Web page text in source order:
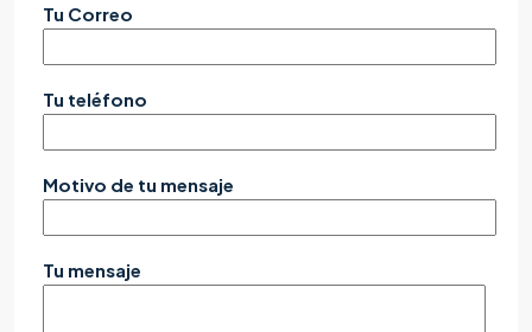
Tu Correo
Tu teléfono
Motivo de tu mensaje
Tu mensaje